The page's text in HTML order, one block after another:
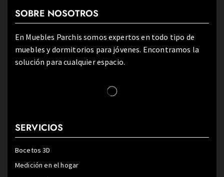
SOBRE NOSOTROS
En Muebles Parchis somos expertos en todo tipo de
muebles y dormitorios para jóvenes. Encontramos la
solución para cualquier espacio.
SERVICIOS
Bocetos 3D
Medición en el hogar